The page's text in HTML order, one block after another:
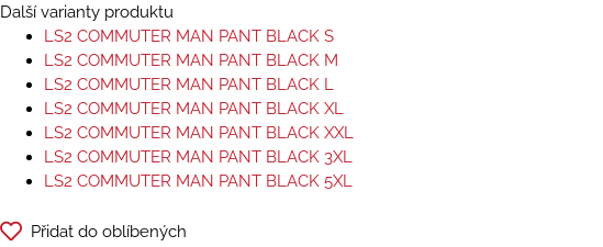
Další varianty produktu
LS2 COMMUTER MAN PANT BLACK S
LS2 COMMUTER MAN PANT BLACK M
LS2 COMMUTER MAN PANT BLACK L
LS2 COMMUTER MAN PANT BLACK XL
LS2 COMMUTER MAN PANT BLACK XXL
LS2 COMMUTER MAN PANT BLACK 3XL
LS2 COMMUTER MAN PANT BLACK 5XL
Přidat do oblíbených